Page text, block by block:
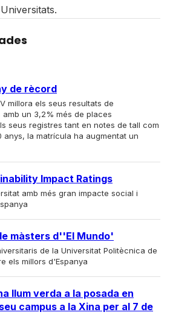
de rècord
millora els seus resultats de
un 3,2% més de places
seus registres tant en notes de tall com
anys, la matrícula ha augmentat un
Impact Ratings
amb més gran impacte social i
màsters d''El Mundo'
de la Universitat Politècnica de
els millors d'Espanya
llum verda a la posada en
campus a la Xina per al 7 de